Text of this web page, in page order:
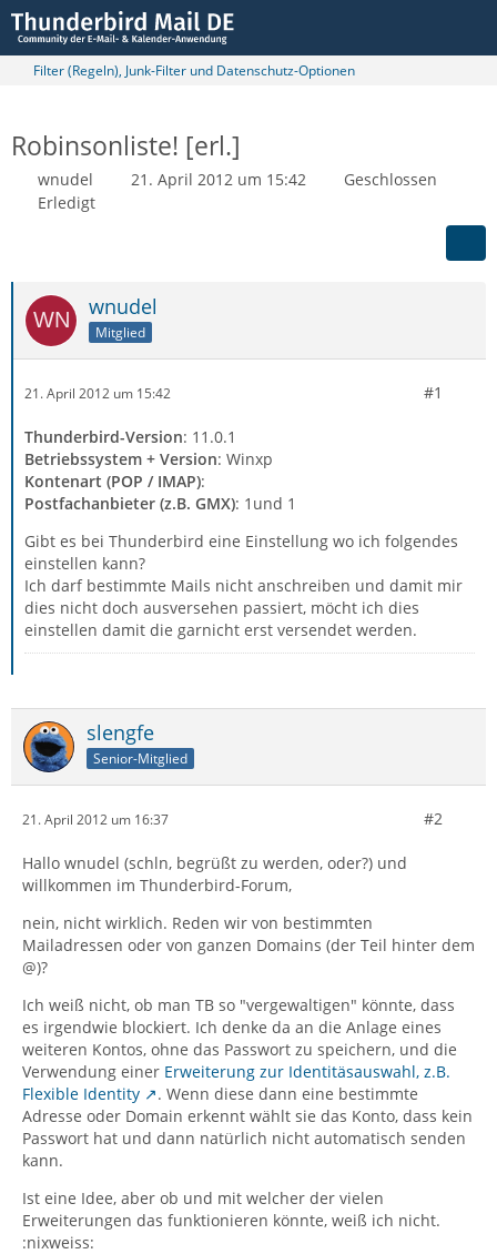
Filter (Regeln), Junk-Filter und Datenschutz-Optionen
Robinsonliste! [erl.]
wnudel 21. April 2012 um 15:42
Geschlossen
Erledigt
wnudel
Mitglied
21. April 2012 um 15:42 #1
Thunderbird-Version: 11.0.1
Betriebssystem + Version: Winxp
Kontenart (POP / IMAP):
Postfachanbieter (z.B. GMX): 1und 1
Gibt es bei Thunderbird eine Einstellung wo ich folgendes
einstellen kann?
Ich darf bestimmte Mails nicht anschreiben und damit mir
dies nicht doch ausversehen passiert, möcht ich dies
einstellen damit die garnicht erst versendet werden.
slengfe
Senior-Mitglied
21. April 2012 um 16:37 #2
Hallo wnudel (schln, begrüßt zu werden, oder?) und
willkommen im Thunderbird-Forum,
nein, nicht wirklich. Reden wir von bestimmten
Mailadressen oder von ganzen Domains (der Teil hinter dem
@)?
Ich weiß nicht, ob man TB so "vergewaltigen" könnte, dass
es irgendwie blockiert. Ich denke da an die Anlage eines
weiteren Kontos, ohne das Passwort zu speichern, und die
Verwendung einer Erweiterung zur Identitäsauswahl, z.B.
Flexible Identity
. Wenn diese dann eine bestimmte
Adresse oder Domain erkennt wählt sie das Konto, dass kein
Passwort hat und dann natürlich nicht automatisch senden
kann.
Ist eine Idee, aber ob und mit welcher der vielen
Erweiterungen das funktionieren könnte, weiß ich nicht.
:nixweiss: